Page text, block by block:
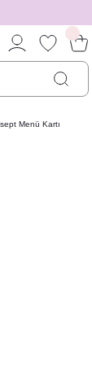
Menü Kartı